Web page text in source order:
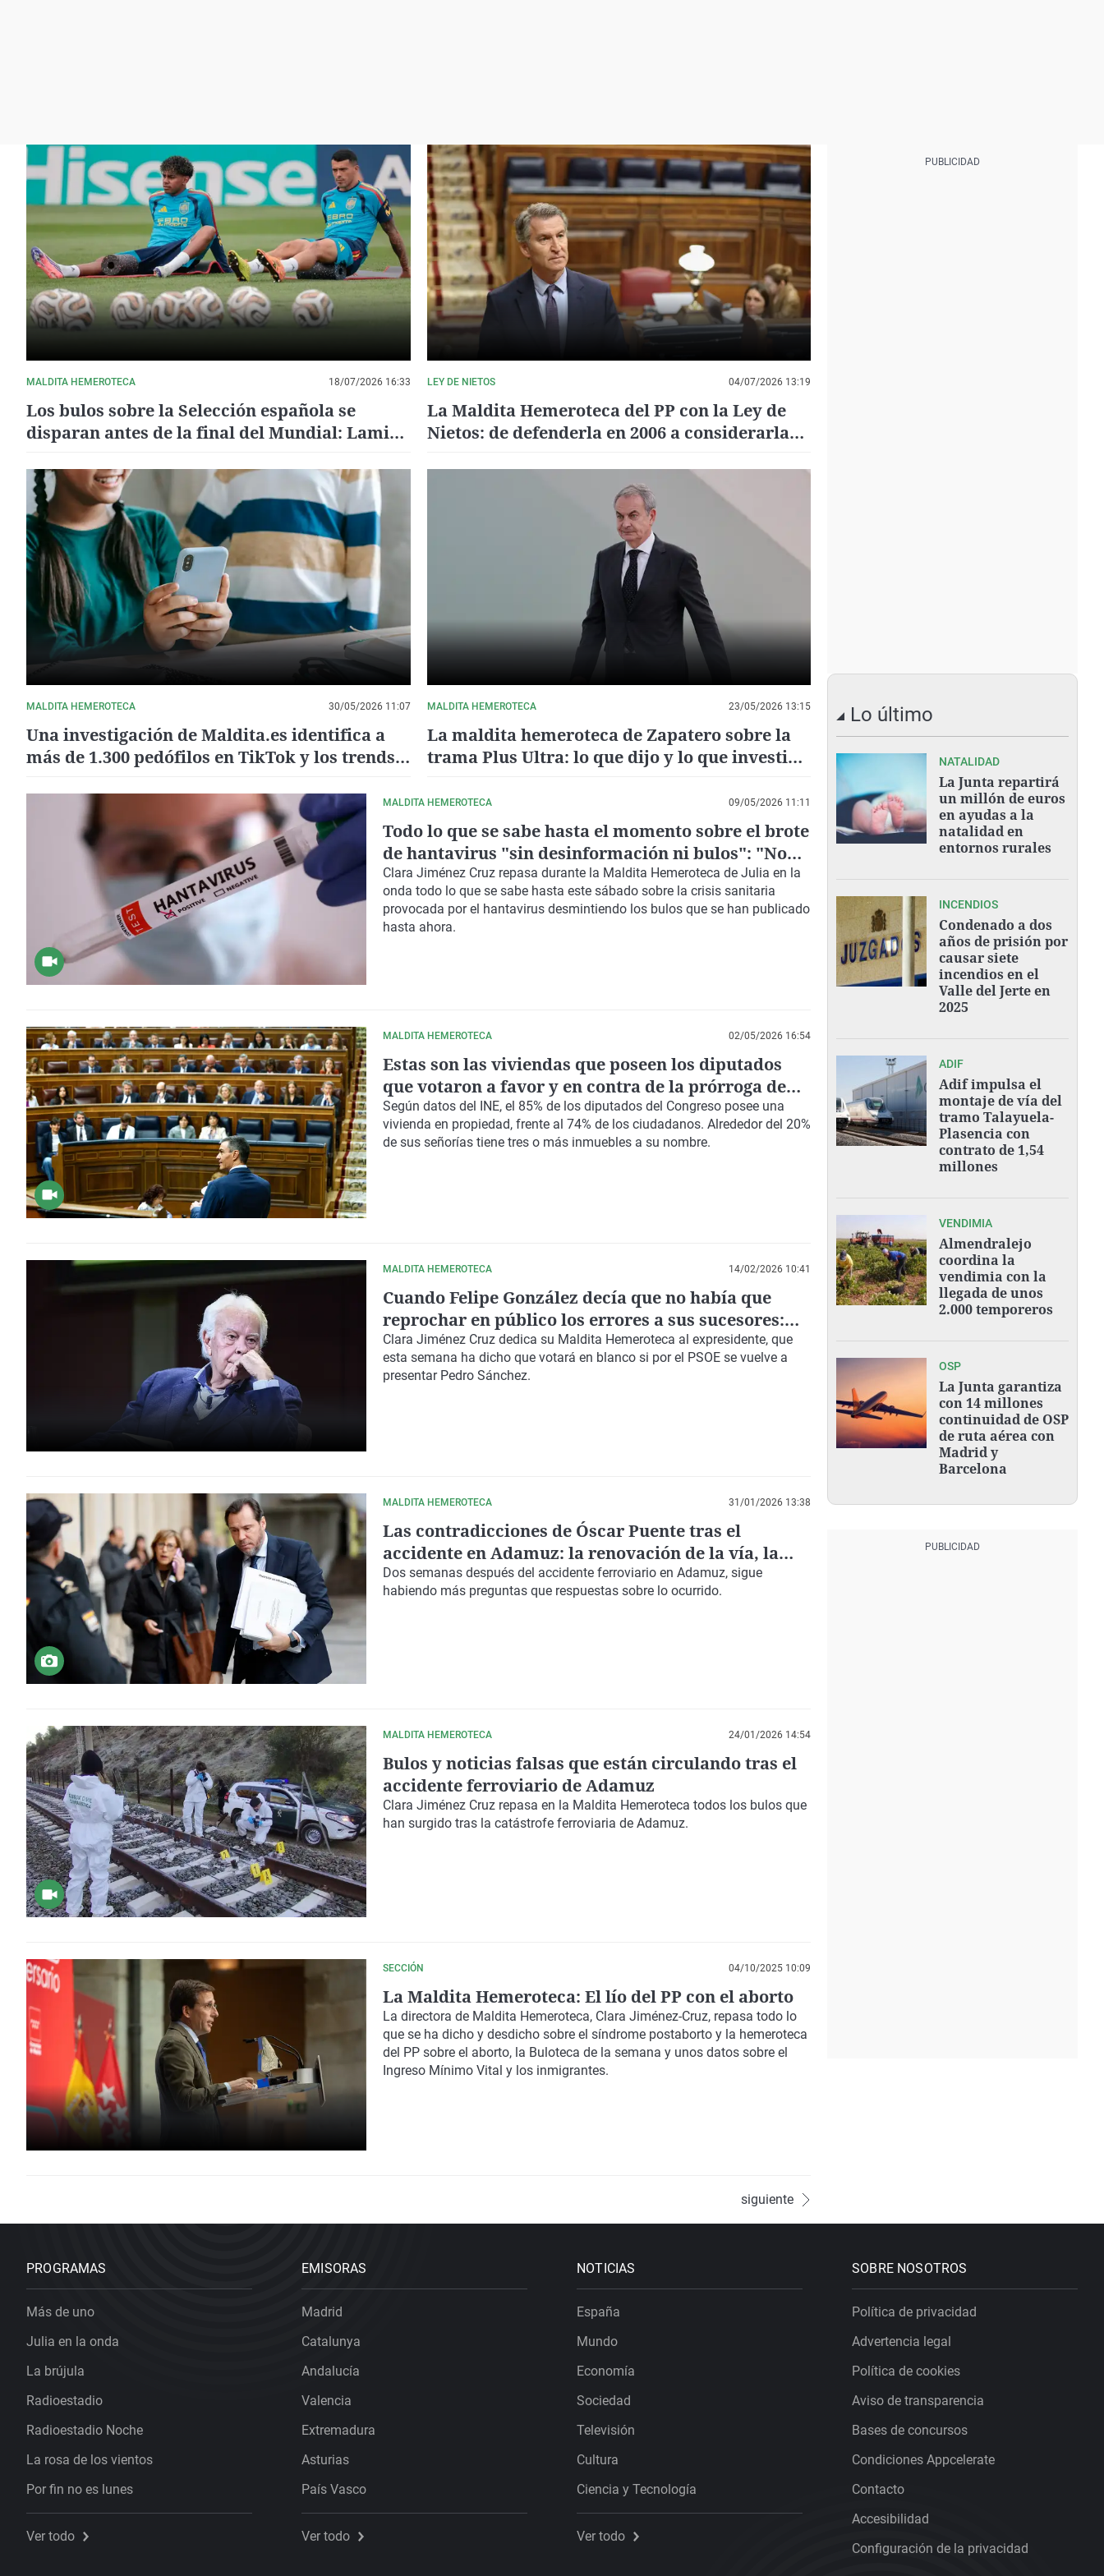
MALDITA HEMEROTECA 18/07/2026 16:33
Los bulos sobre la Selección española se
disparan antes de la final del Mundial: Lamine
LEY DE NIETOS 04/07/2026 13:19
La Maldita Hemeroteca del PP con la Ley de
Nietos: de defenderla en 2006 a considerarla
MALDITA HEMEROTECA 30/05/2026 11:07
Una investigación de Maldita.es identifica a
más de 1.300 pedófilos en TikTok y los trends
MALDITA HEMEROTECA 23/05/2026 13:15
La maldita hemeroteca de Zapatero sobre la
trama Plus Ultra: lo que dijo y lo que investiga
MALDITA HEMEROTECA 09/05/2026 11:11
Todo lo que se sabe hasta el momento sobre el brote
de hantavirus "sin desinformación ni bulos": "No
hay que dejarse llevar por el miedo"
Clara Jiménez Cruz repasa durante la Maldita Hemeroteca de Julia en la
onda todo lo que se sabe hasta este sábado sobre la crisis sanitaria
provocada por el hantavirus desmintiendo los bulos que se han publicado
hasta ahora.
MALDITA HEMEROTECA 02/05/2026 16:54
Estas son las viviendas que poseen los diputados
que votaron a favor y en contra de la prórroga de
los alquileres
Según datos del INE, el 85% de los diputados del Congreso posee una
vivienda en propiedad, frente al 74% de los ciudadanos. Alrededor del 20%
de sus señorías tiene tres o más inmuebles a su nombre.
MALDITA HEMEROTECA 14/02/2026 10:41
Cuando Felipe González decía que no había que
reprochar en público los errores a sus sucesores:
"Un lío tremendo"
Clara Jiménez Cruz dedica su Maldita Hemeroteca al expresidente, que
esta semana ha dicho que votará en blanco si por el PSOE se vuelve a
presentar Pedro Sánchez.
MALDITA HEMEROTECA 31/01/2026 13:38
Las contradicciones de Óscar Puente tras el
accidente en Adamuz: la renovación de la vía, la
soldadura o el aviso a Emergencias
Dos semanas después del accidente ferroviario en Adamuz, sigue
habiendo más preguntas que respuestas sobre lo ocurrido.
MALDITA HEMEROTECA 24/01/2026 14:54
Bulos y noticias falsas que están circulando tras el
accidente ferroviario de Adamuz
Clara Jiménez Cruz repasa en la Maldita Hemeroteca todos los bulos que
han surgido tras la catástrofe ferroviaria de Adamuz.
SECCIÓN 04/10/2025 10:09
La Maldita Hemeroteca: El lío del PP con el aborto
La directora de Maldita Hemeroteca, Clara Jiménez-Cruz, repasa todo lo
que se ha dicho y desdicho sobre el síndrome postaborto y la hemeroteca
del PP sobre el aborto, la Buloteca de la semana y unos datos sobre el
Ingreso Mínimo Vital y los inmigrantes.
siguiente
Lo último
NATALIDAD
La Junta repartirá
un millón de euros
en ayudas a la
natalidad en
entornos rurales
INCENDIOS
Condenado a dos
años de prisión por
causar siete
incendios en el
Valle del Jerte en
2025
ADIF
Adif impulsa el
montaje de vía del
tramo Talayuela-
Plasencia con
contrato de 1,54
millones
VENDIMIA
Almendralejo
coordina la
vendimia con la
llegada de unos
2.000 temporeros
OSP
La Junta garantiza
con 14 millones
continuidad de OSP
de ruta aérea con
Madrid y
Barcelona
PROGRAMAS
Más de uno
Julia en la onda
La brújula
Radioestadio
Radioestadio Noche
La rosa de los vientos
Por fin no es lunes
Ver todo
EMISORAS
Madrid
Catalunya
Andalucía
Valencia
Extremadura
Asturias
País Vasco
Ver todo
NOTICIAS
España
Mundo
Economía
Sociedad
Televisión
Cultura
Ciencia y Tecnología
Ver todo
SOBRE NOSOTROS
Política de privacidad
Advertencia legal
Política de cookies
Aviso de transparencia
Bases de concursos
Condiciones Appcelerate
Contacto
Accesibilidad
Configuración de la privacidad